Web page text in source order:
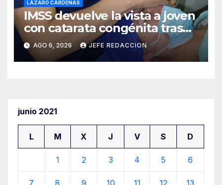
LÁZARO CÁRDENAS
IMSS devuelve la vista a joven
con catarata congénita tras
23 años de limitación visual
AGO 6, 2026 JEFE REDACCION
junio 2021
L M X J V S D
1 2 3 4 5 6
7 8 9 10 11 12 13